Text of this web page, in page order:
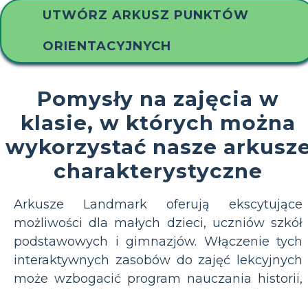
UTWÓRZ ARKUSZ PUNKTÓW
ORIENTACYJNYCH
Pomysły na zajęcia w
klasie, w których można
wykorzystać nasze
charakterystyczne
Arkusze Landmark oferują ekscytujące
możliwości dla małych dzieci, uczniów szkół
podstawowych i gimnazjów. Włączenie tych
interaktywnych zasobów do zajęć lekcyjnych
może wzbogacić program nauczania historii,